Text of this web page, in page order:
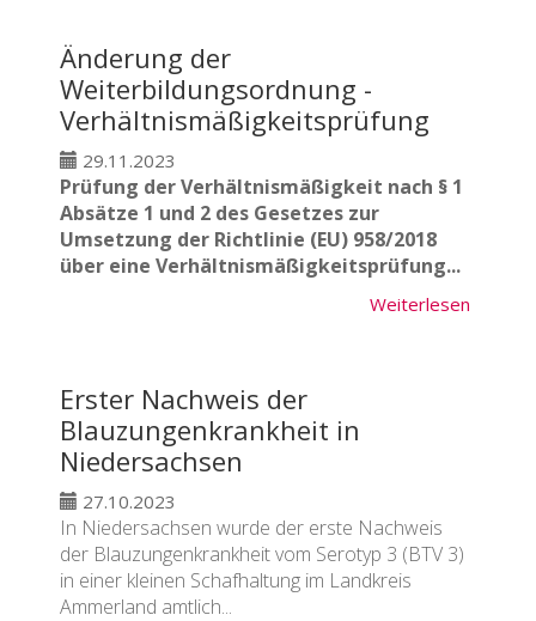
Änderung der
Weiterbildungsordnung -
Verhältnismäßigkeitsprüfung
29.11.2023
Prüfung der Verhältnismäßigkeit nach § 1
Absätze 1 und 2 des Gesetzes zur
Umsetzung der Richtlinie (EU) 958/2018
über eine Verhältnismäßigkeitsprüfung...
Weiterlesen
Erster Nachweis der
Blauzungenkrankheit in
Niedersachsen
27.10.2023
In Niedersachsen wurde der erste Nachweis
der Blauzungenkrankheit vom Serotyp 3 (BTV 3)
in einer kleinen Schafhaltung im Landkreis
Ammerland amtlich...